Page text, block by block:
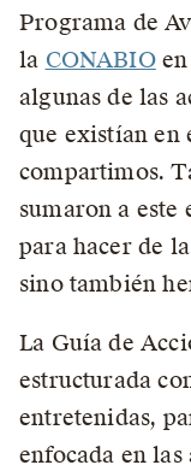
Programa de
la CONABIOen
algunas de las
que existían
compartimos.
sumaron a este
para hacer de
sino también
La Guía de
estructurada
entretenidas,
enfocada en